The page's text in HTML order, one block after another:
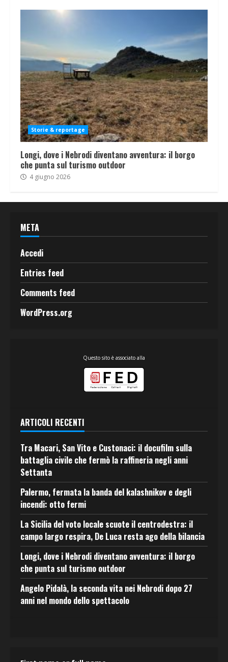
Storie & reportage
Longi, dove i Nebrodi diventano avventura: il borgo
che punta sul turismo outdoor
4 giugno 2026
META
Accedi
Entries feed
Comments feed
WordPress.org
Questo sito è associato alla
ARTICOLI RECENTI
Tra Macari, San Vito e Custonaci: il docufilm sulla
battaglia civile che fermò la raffineria negli anni
Settanta
Palermo, fermata la banda del kalashnikov e degli
incendi: otto fermi
La Sicilia del voto locale scuote il centrodestra: il
campo largo respira, De Luca resta ago della bilancia
Longi, dove i Nebrodi diventano avventura: il borgo
che punta sul turismo outdoor
Angelo Pidalà, la seconda vita nei Nebrodi dopo 27
anni nel mondo dello spettacolo